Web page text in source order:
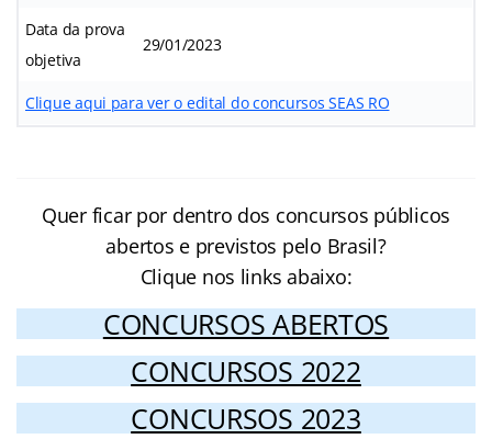
Data da prova
objetiva
29/01/2023
Clique aqui para ver o edital do concursos SEAS RO
Quer ficar por dentro dos concursos públicos
abertos e previstos pelo Brasil?
Clique nos links abaixo:
CONCURSOS ABERTOS
CONCURSOS 2022
CONCURSOS 2023